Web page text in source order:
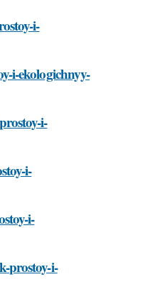
i-
i-ekologichnyy-
i-
i-
i-
prostoy-i-